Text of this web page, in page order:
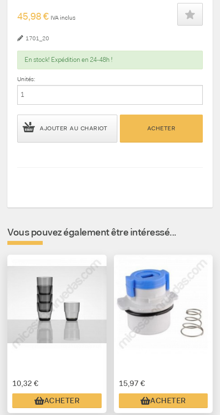
45,98 € IVA inclus
1701_20
En stock! Expédition en 24-48h !
Unités:
AJOUTER AU CHARIOT ACHETER
Vous pouvez également être intéressé...
10,32 €
ACHETER
15,97 €
ACHETER